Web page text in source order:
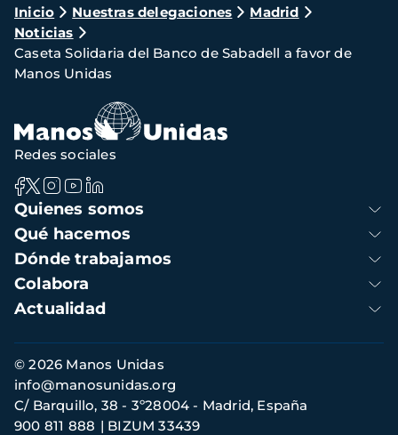
Ruta
de
navegación
Inicio Nuestras delegaciones
Madrid
Noticias
Caseta Solidaria del Banco de Sabadell a favor de
Manos Unidas
Navegación
principal
Quienes somos
Qué hacemos
Dónde trabajamos
Colabora
Actualidad
Redes sociales
Información
de
contacto
© 2026 Manos Unidas
C/ Barquillo, 38 - 3º28004 - Madrid, España
900 811 888
BIZUM 33439
info@manosunidas.org